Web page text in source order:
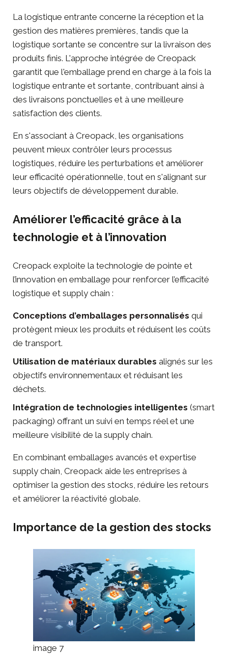
La logistique entrante concerne la réception et la
gestion des matières premières, tandis que la
logistique sortante se concentre sur la livraison des
produits finis. L'approche intégrée de Creopack
garantit que l'emballage prend en charge à la fois la
logistique entrante et sortante, contribuant ainsi à
des livraisons ponctuelles et à une meilleure
satisfaction des clients.
En s'associant à Creopack, les organisations
peuvent mieux contrôler leurs processus
logistiques , réduire les perturbations et améliorer
leur efficacité opérationnelle, tout en s'alignant sur
leurs objectifs de développement durable.
Améliorer l’efficacité grâce à la
technologie et à l’innovation
Creopack exploite la technologie de pointe et
l’innovation en emballage pour renforcer l’efficacité
logistique et supply chain :
Conceptions d’emballages personnalisés qui
protègent mieux les produits et réduisent les coûts
de transport.
Utilisation de matériaux durables alignés sur les
objectifs environnementaux et réduisant les
déchets.
Intégration de technologies intelligentes (smart
packaging) offrant un suivi en temps réel et une
meilleure visibilité de la supply chain.
En combinant emballages avancés et expertise
supply chain, Creopack aide les entreprises à
optimiser la gestion des stocks, réduire les retours
et améliorer la réactivité globale.
Importance de la gestion des stocks
image 7